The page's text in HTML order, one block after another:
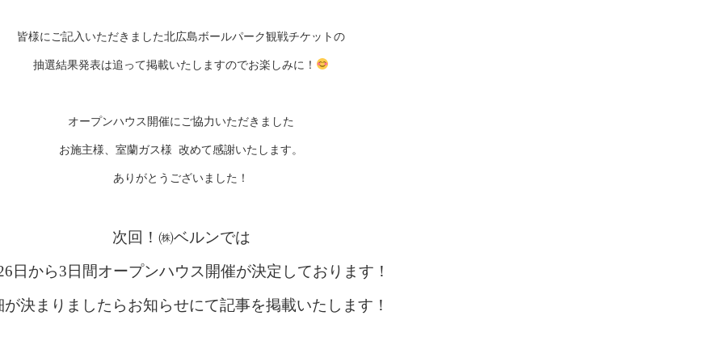
皆様にご記入いただきました北広島ボールパーク観戦チケットの
抽選結果発表は追って掲載いたしますのでお楽しみに！
オープンハウス開催にご協力いただきました
お施主様、室蘭ガス様 改めて感謝いたします。
ありがとうございました！
次回！㈱ベルンでは
日から3日間オープンハウス開催が決定しております！
が決まりましたらお知らせにて記事を掲載いたします！